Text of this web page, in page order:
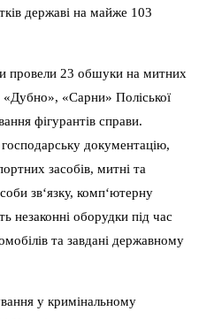
державі на майже 103
провели 23 обшуки на митних
«Сарни» Поліської
фігурантів справи.
документацію,
засобів, митні та
зв‘язку, комп‘ютерну
незаконні оборудки під час
та завдані державному
у кримінальному